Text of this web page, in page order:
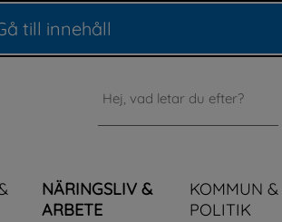
till innehåll
Sök
NÄRINGSLIV &
ARBETE
KOMMUN &
POLITIK